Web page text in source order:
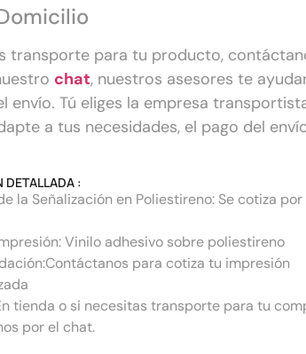
transporte para tu producto,
chat, nuestros asesores te
envío. Tú eliges la empresa
a tus necesidades, el pago del
DETALLADA :
la Señalización en Poliestireno: Se cotiza
Vinilo adhesivo sobre poliestireno
para cotiza tu impresión
tienda o si necesitas transporte para tu
por el chat.